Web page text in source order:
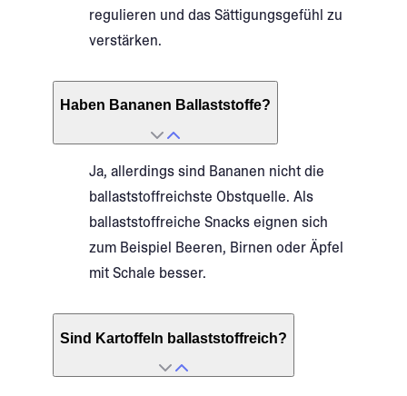
regulieren und das Sättigungsgefühl zu
verstärken.
Haben Bananen Ballaststoffe?
Ja, allerdings sind Bananen nicht die
ballaststoffreichste Obstquelle. Als
ballaststoffreiche Snacks eignen sich
zum Beispiel Beeren, Birnen oder Äpfel
mit Schale besser.
Sind Kartoffeln ballaststoffreich?